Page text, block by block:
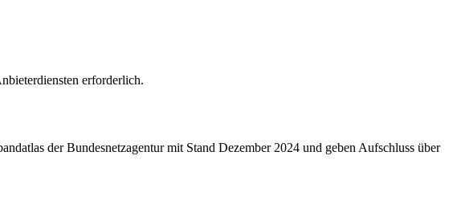
erforderlich.
der Bundesnetzagentur mit Stand Dezember 2024 und geben Aufschluss über